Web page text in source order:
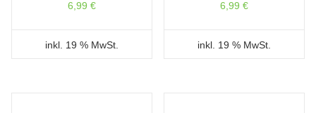
6,99 €
inkl. 19 % MwSt.
6,99€
inkl. 19 % MwSt.